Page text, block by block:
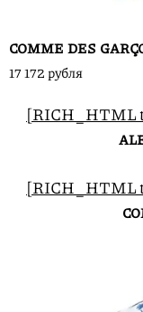
COMME DES
17 172 рубля
[RICH_HTML
[RICH_HTML